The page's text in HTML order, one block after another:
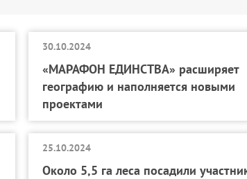
30.10.2024
«МАРАФОН ЕДИНСТВА» расширяет
географию и наполняется новыми
проектами
25.10.2024
Около 5,5 га леса посадили